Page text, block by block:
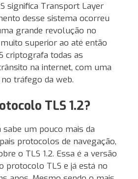
significa Transport Layer
desse sistema ocorreu
grande revolução no
superior ao até então
criptografa todas as
na internet, com uma
tráfego da web.
TLS 1.2?
sabe um pouco mais da
protocolos de navegação,
o TLS 1.2. Essa é a versão
protocolo TLS e já está no